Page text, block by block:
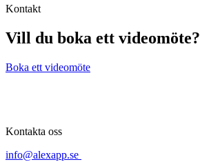
Kontakt
Vill du boka ett videomöte?
Boka ett videomöte
Kontakta oss
info@alexapp.se